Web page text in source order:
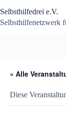
Inhalt
springen
Selbsthilfedrei e.V.
Selbsthilfenetzwerk
« Alle
Diese